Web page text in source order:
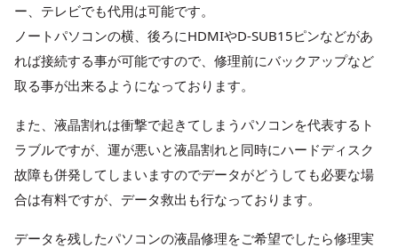
ー、テレビでも代用は可能です。
ノートパソコンの横、後ろにHDMIやD-SUB15ピンなどがあ
れば接続する事が可能ですので、修理前にバックアップなど
取る事が出来るようになっております。
また、液晶割れは衝撃で起きてしまうパソコンを代表するト
ラブルですが、運が悪いと液晶割れと同時にハードディスク
故障も併発してしまいますのでデータがどうしても必要な場
合は有料ですが、データ救出も行なっております。
データを残したパソコンの液晶修理をご希望でしたら修理実